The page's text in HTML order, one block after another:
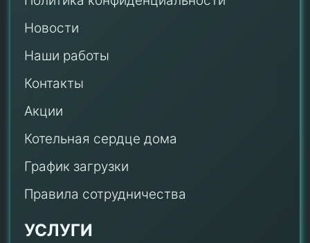
Новости
Наши работы
Контакты
Акции
Котельная сердце дома
График загрузки
Правила сотрудничества
УСЛУГИ